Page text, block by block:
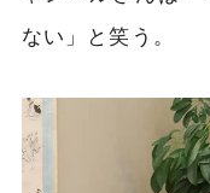
ない」と笑う。